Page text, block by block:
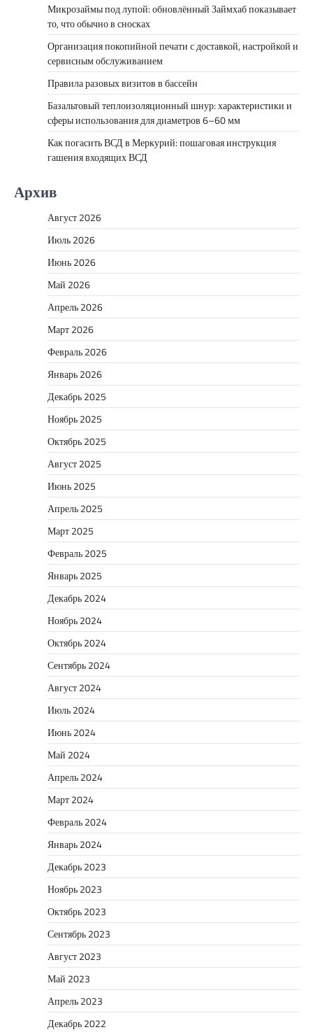
Микрозаймы под лупой: обновлённый Займхаб показывает
то, что обычно в сносках
Организация покопийной печати с доставкой, настройкой и
сервисным обслуживанием
Правила разовых визитов в бассейн
Базальтовый теплоизоляционный шнур: характеристики и
сферы использования для диаметров 6–60 мм
Как погасить ВСД в Меркурий: пошаговая инструкция
гашения входящих ВСД
Архив
Август 2026
Июль 2026
Июнь 2026
Май 2026
Апрель 2026
Март 2026
Февраль 2026
Январь 2026
Декабрь 2025
Ноябрь 2025
Октябрь 2025
Август 2025
Июнь 2025
Апрель 2025
Март 2025
Февраль 2025
Январь 2025
Декабрь 2024
Ноябрь 2024
Октябрь 2024
Сентябрь 2024
Август 2024
Июль 2024
Июнь 2024
Май 2024
Апрель 2024
Март 2024
Февраль 2024
Январь 2024
Декабрь 2023
Ноябрь 2023
Октябрь 2023
Сентябрь 2023
Август 2023
Май 2023
Апрель 2023
Декабрь 2022